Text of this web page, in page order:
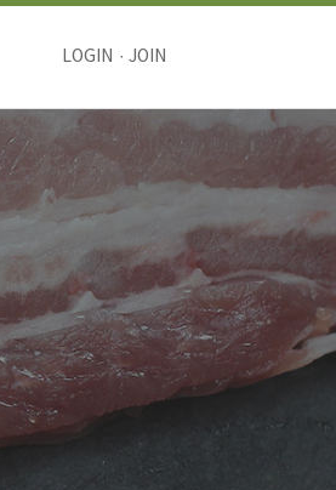
LOGIN JOIN